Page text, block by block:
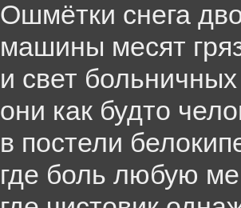
Ошмëтки снега
машины месят
и свет
они как будто
в постели
где боль любую